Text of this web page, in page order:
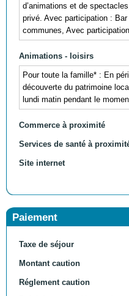
d’animations et de
privé. Avec participation :
communes, Avec
Animations - loisirs
Pour toute la famille* : En
découverte du patrimoine
lundi matin pendant le
Commerce à proximité
Services de santé à
Site internet
Paiement
Taxe de séjour
Montant caution
Réglement caution